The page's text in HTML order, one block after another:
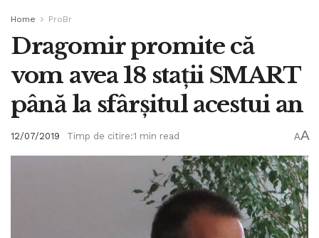
Home ProBr
Dragomir promite că
vom avea 18 stații SMART
până la sfârșitul acestui an
12/07/2019 Timp de citire:1 min read AA